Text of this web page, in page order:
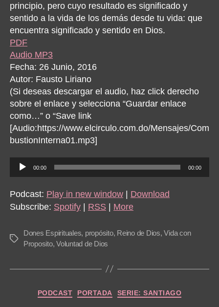
principio, pero cuyo resultado es significado y
sentido a la vida de los demás desde tu vida: que
encuentra significado y sentido en Dios.
PDF
Audio MP3
Fecha: 26 Junio, 2016
Autor: Fausto Liriano
(Si deseas descargar el audio, haz click derecho
sobre el enlace y selecciona “Guardar enlace
como…” o “Save link
[Audio:https://www.elcirculo.com.do/Mensajes/Com
bustionInterna01.mp3]
u
d
i
l
y
00:00 00:00
Podcast: Play in new window | Download
Subscribe: Spotify | RSS | More
Tags
Dones Espirituales, propósito, Reino de Dios,Vida con
Proposito,Voluntad de Dios
Categories
PODCAST PORTADA SERIE: SANTIAGO